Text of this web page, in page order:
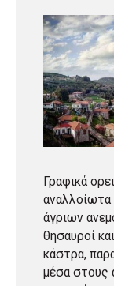
Γραφικά
αναλλοίωτα
άγριων
θησαυροί
κάστρα,
μέσα στους